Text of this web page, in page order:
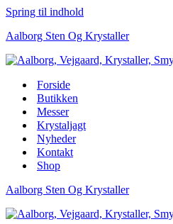
Spring til indhold
Aalborg Sten Og Krystaller
Forside
Butikken
Messer
Krystaljagt
Nyheder
Kontakt
Shop
Aalborg Sten Og Krystaller